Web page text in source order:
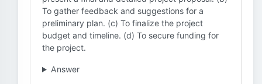
To gather feedback and suggestions for a
preliminary plan. (c) To finalize the project
budget and timeline. (d) To secure funding for
the project.
Answer